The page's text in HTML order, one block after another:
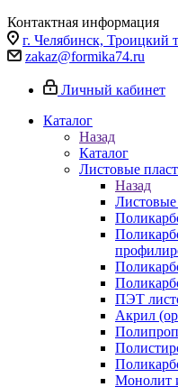
Контактная информация
г. Челябинск, Троицкий
zakaz@formika74.ru
Личный кабинет
Каталог
Назад
Каталог
Листовые
Назад
Листовые
ПЭТ
Акрил
Монолит